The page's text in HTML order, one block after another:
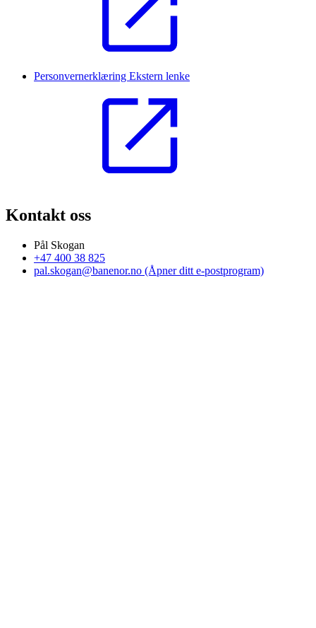
Personvernerklæring Ekstern lenke
Kontakt oss
Pål Skogan
+47 400 38 825
pal.skogan@banenor.no (Åpner ditt e-postprogram)